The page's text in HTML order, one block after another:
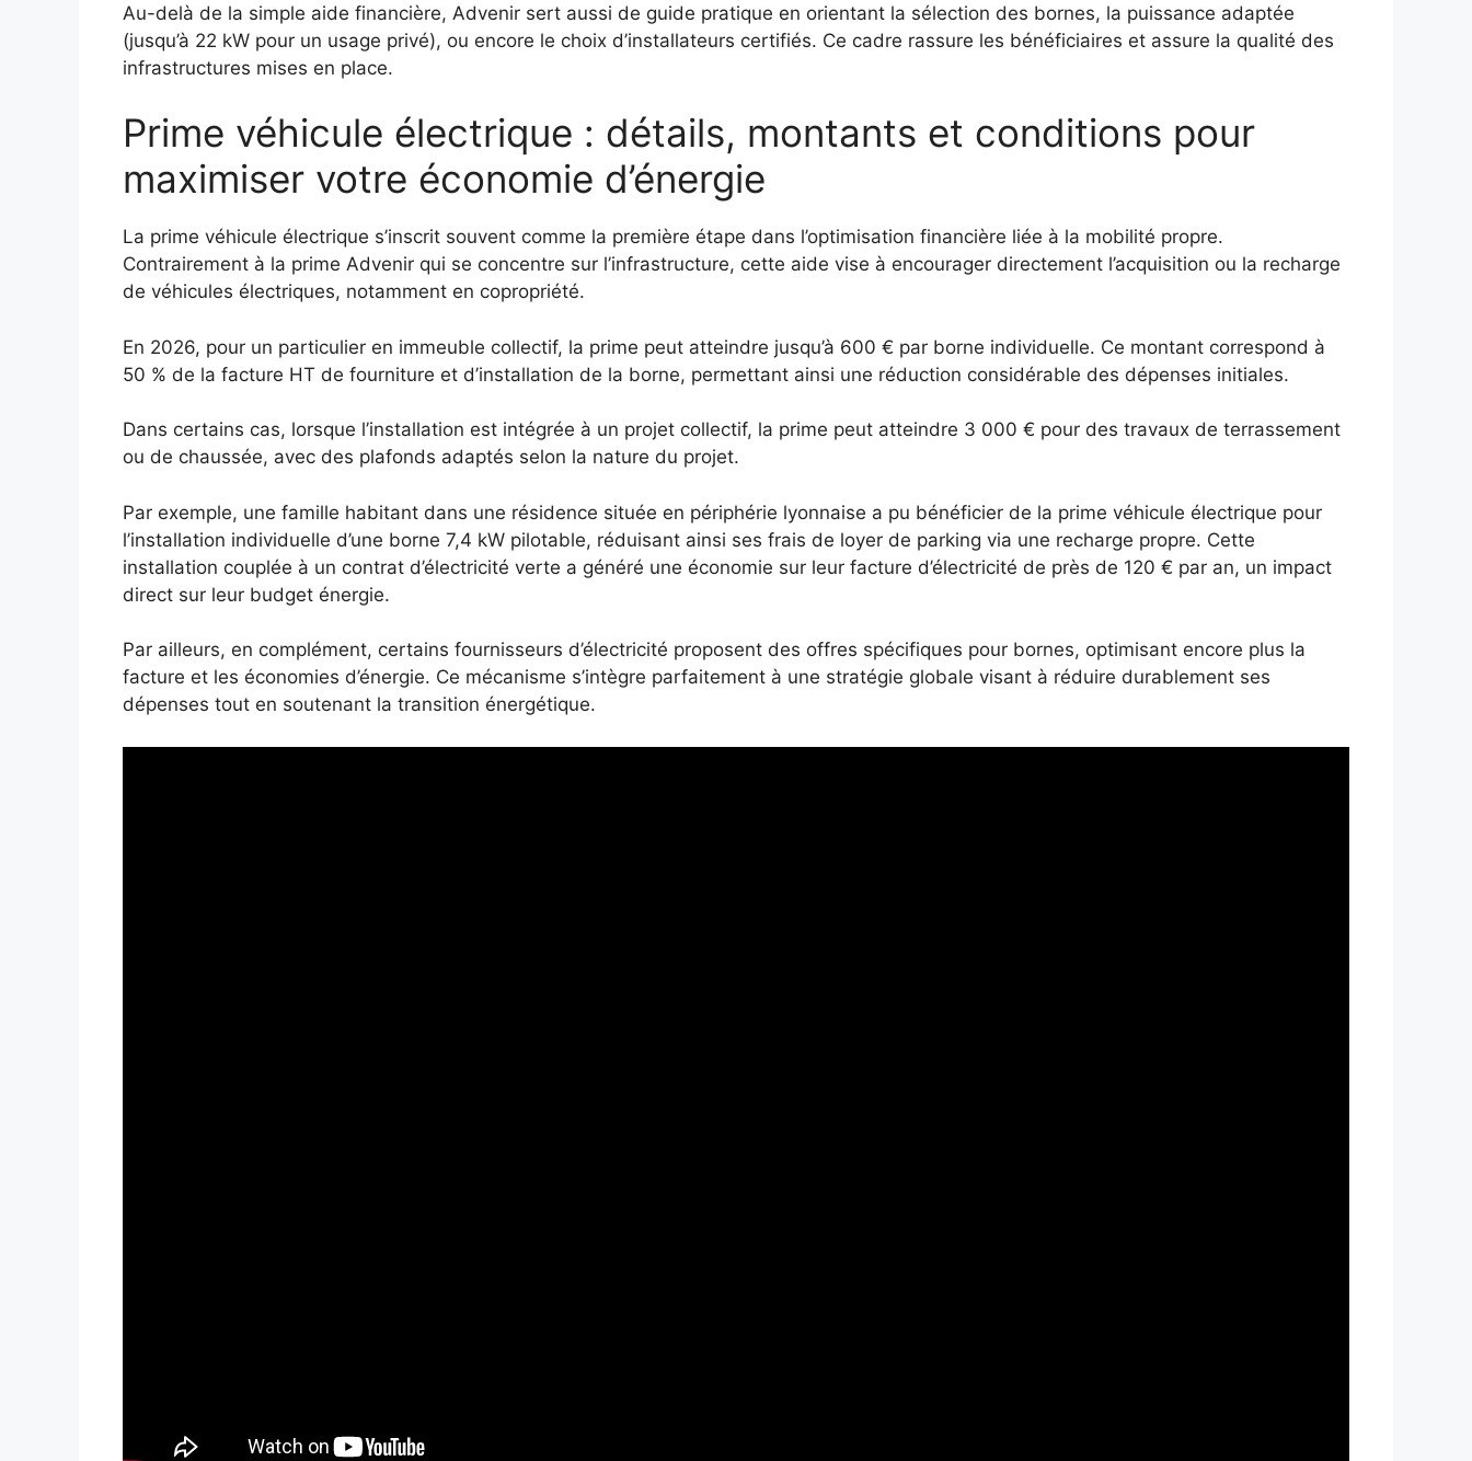
Au-delà de la simple aide financière, Advenir sert aussi de guide pratique en orientant la sélection des bornes, la puissance adaptée
(jusqu’à 22 kW pour un usage privé), ou encore le choix d’installateurs certifiés. Ce cadre rassure les bénéficiaires et assure la qualité des
infrastructures mises en place.
Prime véhicule électrique : détails, montants et conditions pour
maximiser votre économie d’énergie
La prime véhicule électrique s’inscrit souvent comme la première étape dans l’optimisation financière liée à la mobilité propre.
Contrairement à la prime Advenir qui se concentre sur l’infrastructure, cette aide vise à encourager directement l’acquisition ou la recharge
de véhicules électriques, notamment en copropriété.
En 2026, pour un particulier en immeuble collectif, la prime peut atteindre jusqu’à 600 € par borne individuelle. Ce montant correspond à
50 % de la facture HT de fourniture et d’installation de la borne, permettant ainsi une réduction considérable des dépenses initiales.
Dans certains cas, lorsque l’installation est intégrée à un projet collectif, la prime peut atteindre 3 000 € pour des travaux de terrassement
ou de chaussée, avec des plafonds adaptés selon la nature du projet.
Par exemple, une famille habitant dans une résidence située en périphérie lyonnaise a pu bénéficier de la prime véhicule électrique pour
l’installation individuelle d’une borne 7,4 kW pilotable, réduisant ainsi ses frais de loyer de parking via une recharge propre. Cette
installation couplée à un contrat d’électricité verte a généré une économie sur leur facture d’électricité de près de 120 € par an, un impact
direct sur leur budget énergie.
Par ailleurs, en complément, certains fournisseurs d’électricité proposent des offres spécifiques pour bornes, optimisant encore plus la
facture et les économies d’énergie. Ce mécanisme s’intègre parfaitement à une stratégie globale visant à réduire durablement ses
dépenses tout en soutenant la transition énergétique.